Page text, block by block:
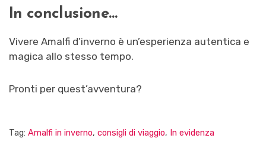
In conclusione…
Vivere Amalfi d’inverno è un’esperienza autentica e
magica allo stesso tempo.
Pronti per quest’avventura?
Tag: Amalfi in inverno, consigli di viaggio, In evidenza